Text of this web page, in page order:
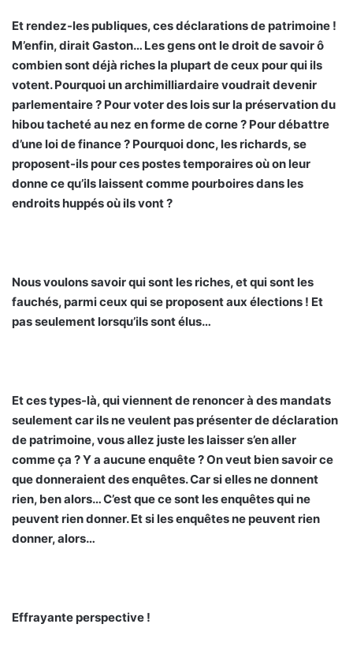
Et rendez-les publiques, ces déclarations de patrimoine !
M’enfin, dirait Gaston… Les gens ont le droit de savoir ô
combien sont déjà riches la plupart de ceux pour qui ils
votent. Pourquoi un archimilliardaire voudrait devenir
parlementaire ? Pour voter des lois sur la préservation du
hibou tacheté au nez en forme de corne ? Pour débattre
d’une loi de finance ? Pourquoi donc, les richards, se
proposent-ils pour ces postes temporaires où on leur
donne ce qu’ils laissent comme pourboires dans les
endroits huppés où ils vont ?
Nous voulons savoir qui sont les riches, et qui sont les
fauchés, parmi ceux qui se proposent aux élections ! Et
pas seulement lorsqu’ils sont élus…
Et ces types-là, qui viennent de renoncer à des mandats
seulement car ils ne veulent pas présenter de déclaration
de patrimoine, vous allez juste les laisser s’en aller
comme ça ? Y a aucune enquête ? On veut bien savoir ce
que donneraient des enquêtes. Car si elles ne donnent
rien, ben alors… C’est que ce sont les enquêtes qui ne
peuvent rien donner. Et si les enquêtes ne peuvent rien
donner, alors…
Effrayante perspective !